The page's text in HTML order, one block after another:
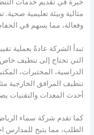
خبرة في تقديم خدمات
مثالية وبيئة تعليمية
وفعالة، مما يسهم في
تبدأ الشركة عادةً بعملية
التي تحتاج إلى تنظيف
الدراسية، المختبرات،
تنظيف المرافق الخارجية
أحدث المعدات والتقنيات
كما تقدم شركة سماء
الطلب، مما يتيح للمدارس